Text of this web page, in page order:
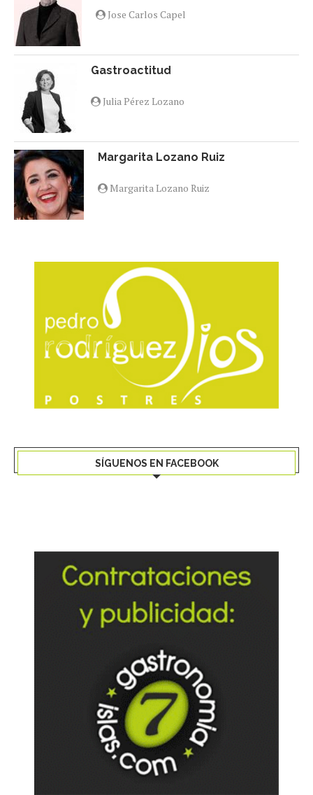
Jose Carlos Capel
Gastroactitud
Julia Pérez Lozano
Margarita Lozano Ruiz
Margarita Lozano Ruiz
SÍGUENOS EN FACEBOOK